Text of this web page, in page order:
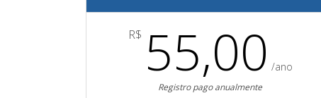
R$ 55,00 /ano
Registro pago anualmente